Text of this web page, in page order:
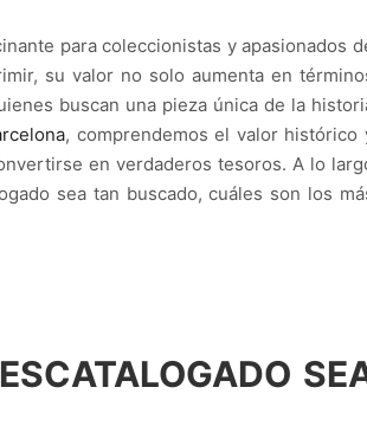
para coleccionistas y apasionados
su valor no solo aumenta en
buscan una pieza única de la
, comprendemos el valor histórico
en verdaderos tesoros. A lo
sea tan buscado, cuáles son los